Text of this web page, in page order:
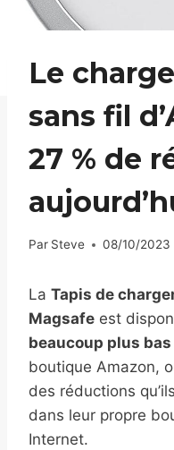
Le
sans fil
27 % de
Par Steve 08/10/2023
La Tapis de
Magsafe est
beaucoup plus
boutique Amazon,
des réductions
dans leur propre
Internet.